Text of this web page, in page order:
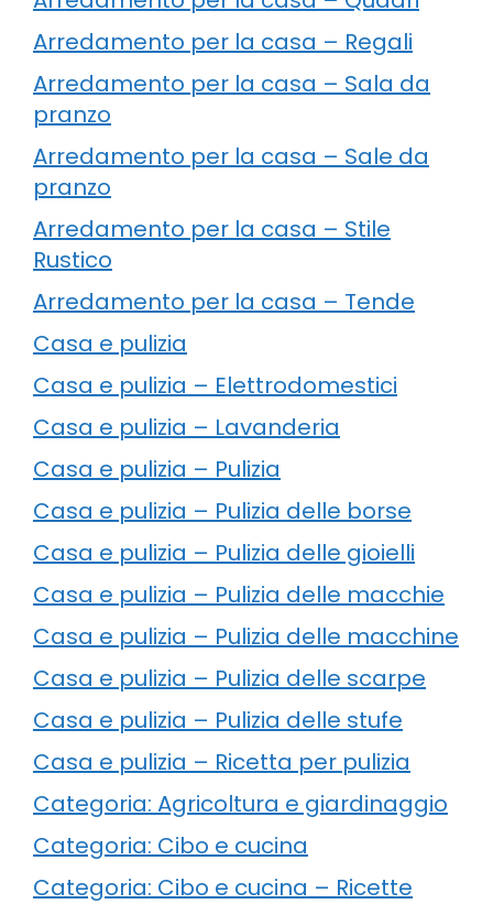
Arredamento per la casa – Regali
Arredamento per la casa – Sala da
pranzo
Arredamento per la casa – Sale da
pranzo
Arredamento per la casa – Stile
Rustico
Arredamento per la casa – Tende
Casa e pulizia
Casa e pulizia – Elettrodomestici
Casa e pulizia – Lavanderia
Casa e pulizia – Pulizia
Casa e pulizia – Pulizia delle borse
Casa e pulizia – Pulizia delle gioielli
Casa e pulizia – Pulizia delle macchie
Casa e pulizia – Pulizia delle macchine
Casa e pulizia – Pulizia delle scarpe
Casa e pulizia – Pulizia delle stufe
Casa e pulizia – Ricetta per pulizia
Categoria: Agricoltura e giardinaggio
Categoria: Cibo e cucina
Categoria: Cibo e cucina – Ricette